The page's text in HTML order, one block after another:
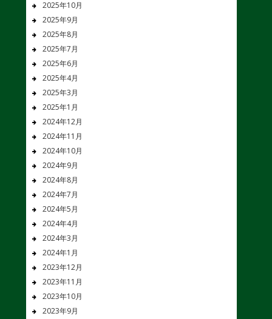
2025年10月
2025年9月
2025年8月
2025年7月
2025年6月
2025年4月
2025年3月
2025年1月
2024年12月
2024年11月
2024年10月
2024年9月
2024年8月
2024年7月
2024年5月
2024年4月
2024年3月
2024年1月
2023年12月
2023年11月
2023年10月
2023年9月